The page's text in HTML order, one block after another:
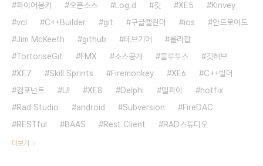
파이어몽키 오픈소스 Log.d 깃 XE5
Kinvey
vcl
C++Builder git 구글캘린더 ios
안드로이드
Jim McKeeth
github 데브기어
롤리팝
TortoriseGit
FMX 소스공개 블루투스
깃허브
XE7
Skill Sprints Firemonkey XE6
C++빌더
컴포넌트
UI XE8 Delphi 델파이
hotfix
Rad Studio
android Subversion
FireDAC
RESTful
BAAS Rest Client RAD스튜디오
더보기